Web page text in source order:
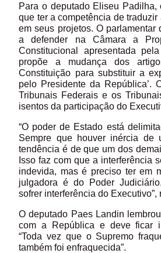
Para o deputado Eliseu Padilha,
que ter a competência de
em seus projetos. O parlamentar
a defender na Câmara a
Constitucional apresentada
propõe a mudança dos
Constituição para substituir a
pelo Presidente da República’.
Tribunais Federais e os
isentos da participação do
“O poder de Estado está
Sempre que houver inércia de
tendência é de que um dos
Isso faz com que a interferência
indevida, mas é preciso ter em
julgadora é do Poder
sofrer interferência do Executivo”,
O deputado Paes Landin
com a República e deve ficar
“Toda vez que o Supremo
também foi enfraquecida”.